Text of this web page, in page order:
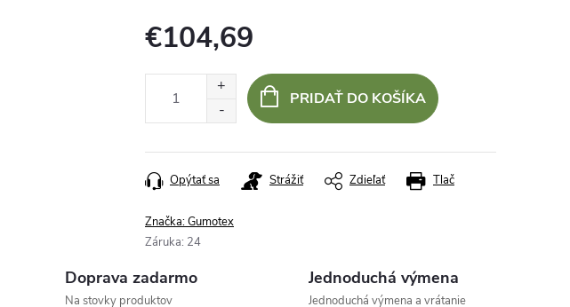
€104,69
PRIDAŤ DO KOŠÍKA
Tlač
Opýtať sa Strážiť Zdieľať
Značka:Gumotex
Záruka: 24
Doprava zadarmo
Na stovky produktov
Jednoduchá výmena
Jednoduchá výmena a vrátanie